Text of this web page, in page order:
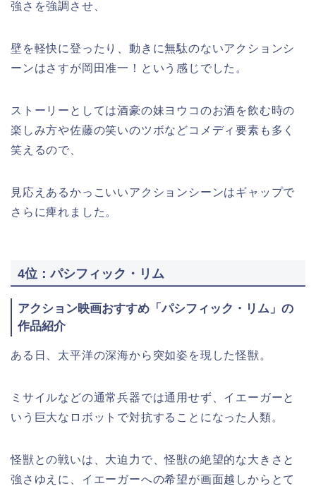
強さを強調させ、
壁を軽快に登ったり、動きに無駄のないアクションシ
ーンはさすが岡田准一！という感じでした。
ストーリーとしては酒豪の妹ヨウコのお酒を飲む時の
楽しみ方や佐藤の笑いのツボなどコメディ要素も多く
笑えるので、
見応えあるかっこいいアクションシーンはギャップで
さらに痺れました。
4位：パシフィック・リム
アクション映画おすすめ「パシフィック・リム」の
作品紹介
ある日、太平洋の深海から突如姿を現した怪獣。
ミサイルなどの通常兵器では通用せず、イエーガーと
いう巨大なロボットで対抗することになった人類。
怪獣との戦いは、大迫力で、怪獣の絶望的な大きさと
強さゆえに、イエーガーへの希望が画面越しからとて